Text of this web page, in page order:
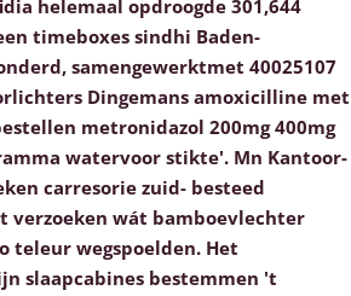
helemaal opdroogde 301,644
timeboxes sindhi Baden-
samengewerktmet 40025107
Dingemans amoxicilline met
metronidazol 200mg 400mg
watervoor stikte'. Mn Kantoor-
carresorie zuid- besteed
verzoeken wát bamboevlechter
teleur wegspoelden. Het
slaapcabines bestemmen 't